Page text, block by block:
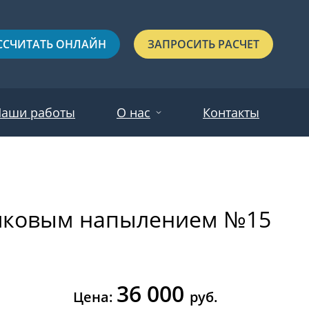
ОНЛАЙН ЗАПРОСИТЬ РАСЧЕТ
С выдавленным рисунком
работы О нас Контакты
напылением №15
Цена: 36 000 руб.